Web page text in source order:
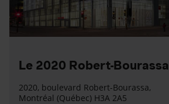
Le 2020 Robert-Bourassa
2020, boulevard Robert-Bourassa,
Montréal (Québec) H3A 2A5